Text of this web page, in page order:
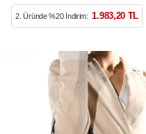
2. Üründe %20 İndirim: 1.983,20 TL